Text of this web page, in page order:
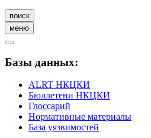
поиск
меню
Базы данных:
ALRT НКЦКИ
Бюллетени НКЦКИ
Глоссарий
Нормативные материалы
База уязвимостей